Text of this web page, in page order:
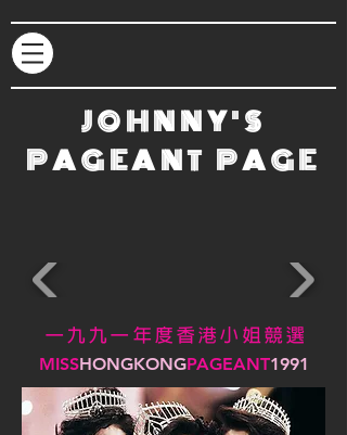
JOHNNY'S
PAGEANT PAGE
一 九 九 一年 度 香 港 小 姐 競 選
MISSHONGKONGPAGEANT1991